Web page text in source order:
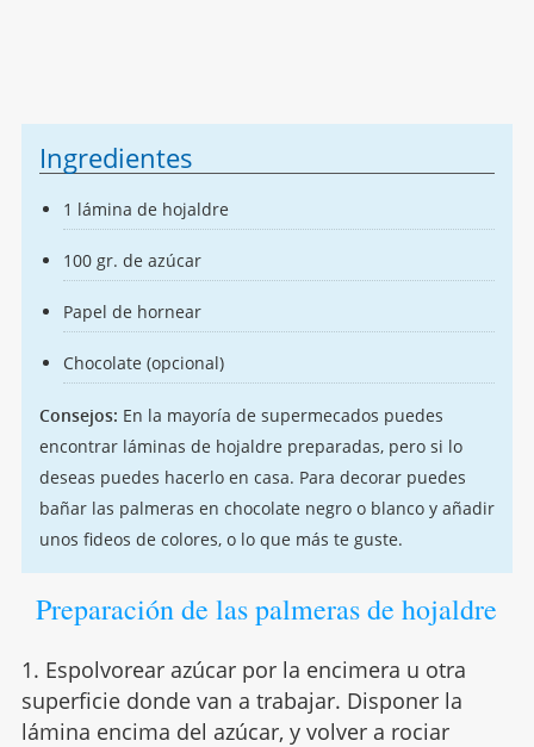
Ingredientes
1 lámina de hojaldre
100 gr. de azúcar
Papel de hornear
Chocolate (opcional)
Consejos: En la mayoría de supermecados puedes
encontrar láminas de hojaldre preparadas, pero si lo
deseas puedes hacerlo en casa. Para decorar puedes
bañar las palmeras en chocolate negro o blanco y añadir
unos fideos de colores, o lo que más te guste.
Preparación de las palmeras de hojaldre
1. Espolvorear azúcar por la encimera u otra
superficie donde van a trabajar. Disponer la
lámina encima del azúcar, y volver a rociar